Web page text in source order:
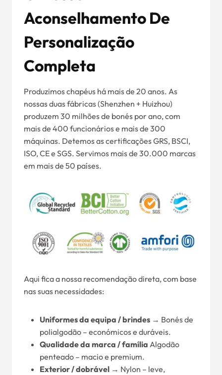
Aconselhamento De
Personalização
Completa
Produzimos chapéus há mais de 20 anos. As
nossas duas fábricas (Shenzhen + Huizhou)
produzem 30 milhões de bonés por ano, com
mais de 400 funcionários e mais de 300
máquinas. Detemos as certificações GRS, BSCI,
ISO, CE e SGS. Servimos mais de 30.000 marcas
em mais de 50 países.
Aqui fica a nossa recomendação direta, com base
nas suas necessidades:
Uniformes da equipa / brindes → Bonés de
polialgodão – económicos e duráveis.
Qualidade da marca / família Algodão
penteado – macio e premium.
Exterior / dobrável → Nylon – leve,